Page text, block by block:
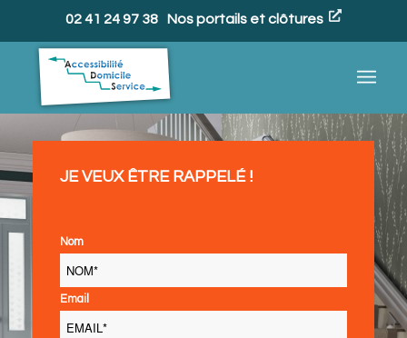
02 41 24 97 38 Nos portails et clôtures
JE VEUX ÊTRE RAPPELÉ !
Nom
Email